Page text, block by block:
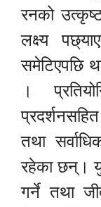
रनको
लक्ष्य
समेटिएपछि
।
तथा
रहेका छन्।
गर्ने तथा